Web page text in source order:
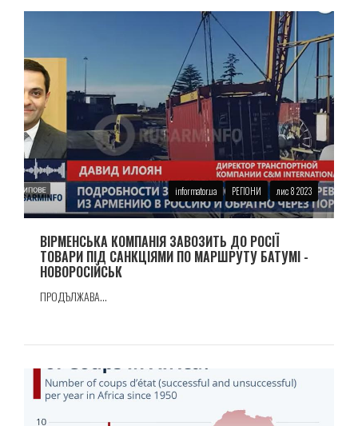
informator.ua РЕГІОНИ лис 8 2023
ВIРМЕНСЬКА КОМПАНIЯ ЗАВОЗИТЬ ДО РОСІЇ
ТОВАРИ ПIД САНКЦIЯМИ ПО МАРШРУТУ БАТУМI -
НОВОРОСIЙСЬК
ПРОДЪЛЖАВА...